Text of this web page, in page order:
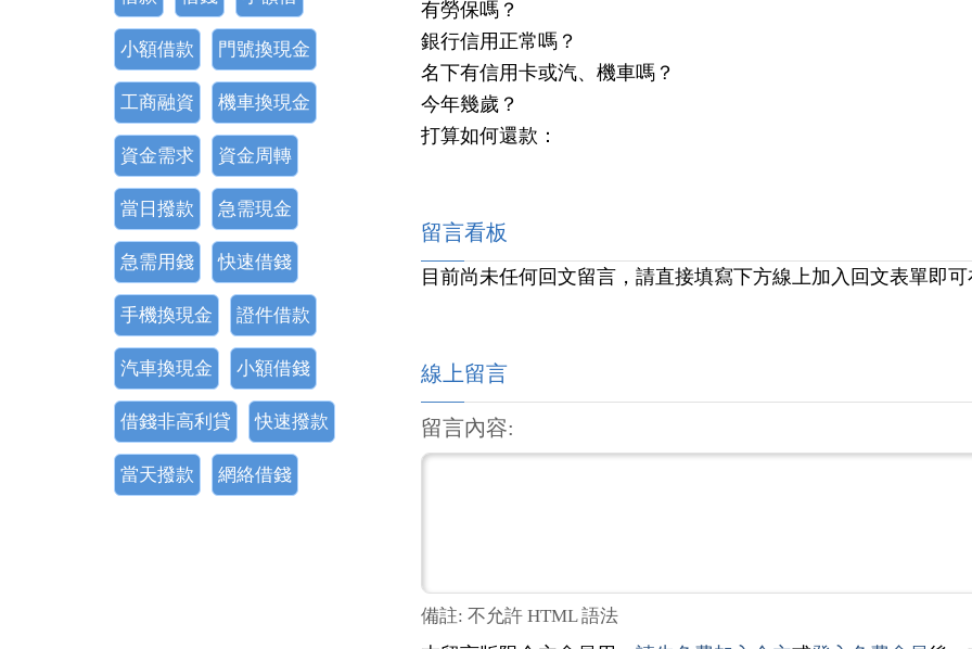
小額借款 門號換現金
工商融資 機車換現金
資金需求 資金周轉
當日撥款 急需現金
急需用錢 快速借錢
手機換現金 證件借款
汽車換現金 小額借錢
借錢非高利貸 快速撥款
當天撥款 網絡借錢
有勞保嗎？
銀行信用正常嗎？
名下有信用卡或汽、機車嗎？
今年幾歲？
打算如何還款：
留言看板
目前尚未任何回文留言，請直接填寫下方線上加入回文表單即
線上留言
留言內容:
備註: 不允許 HTML 語法